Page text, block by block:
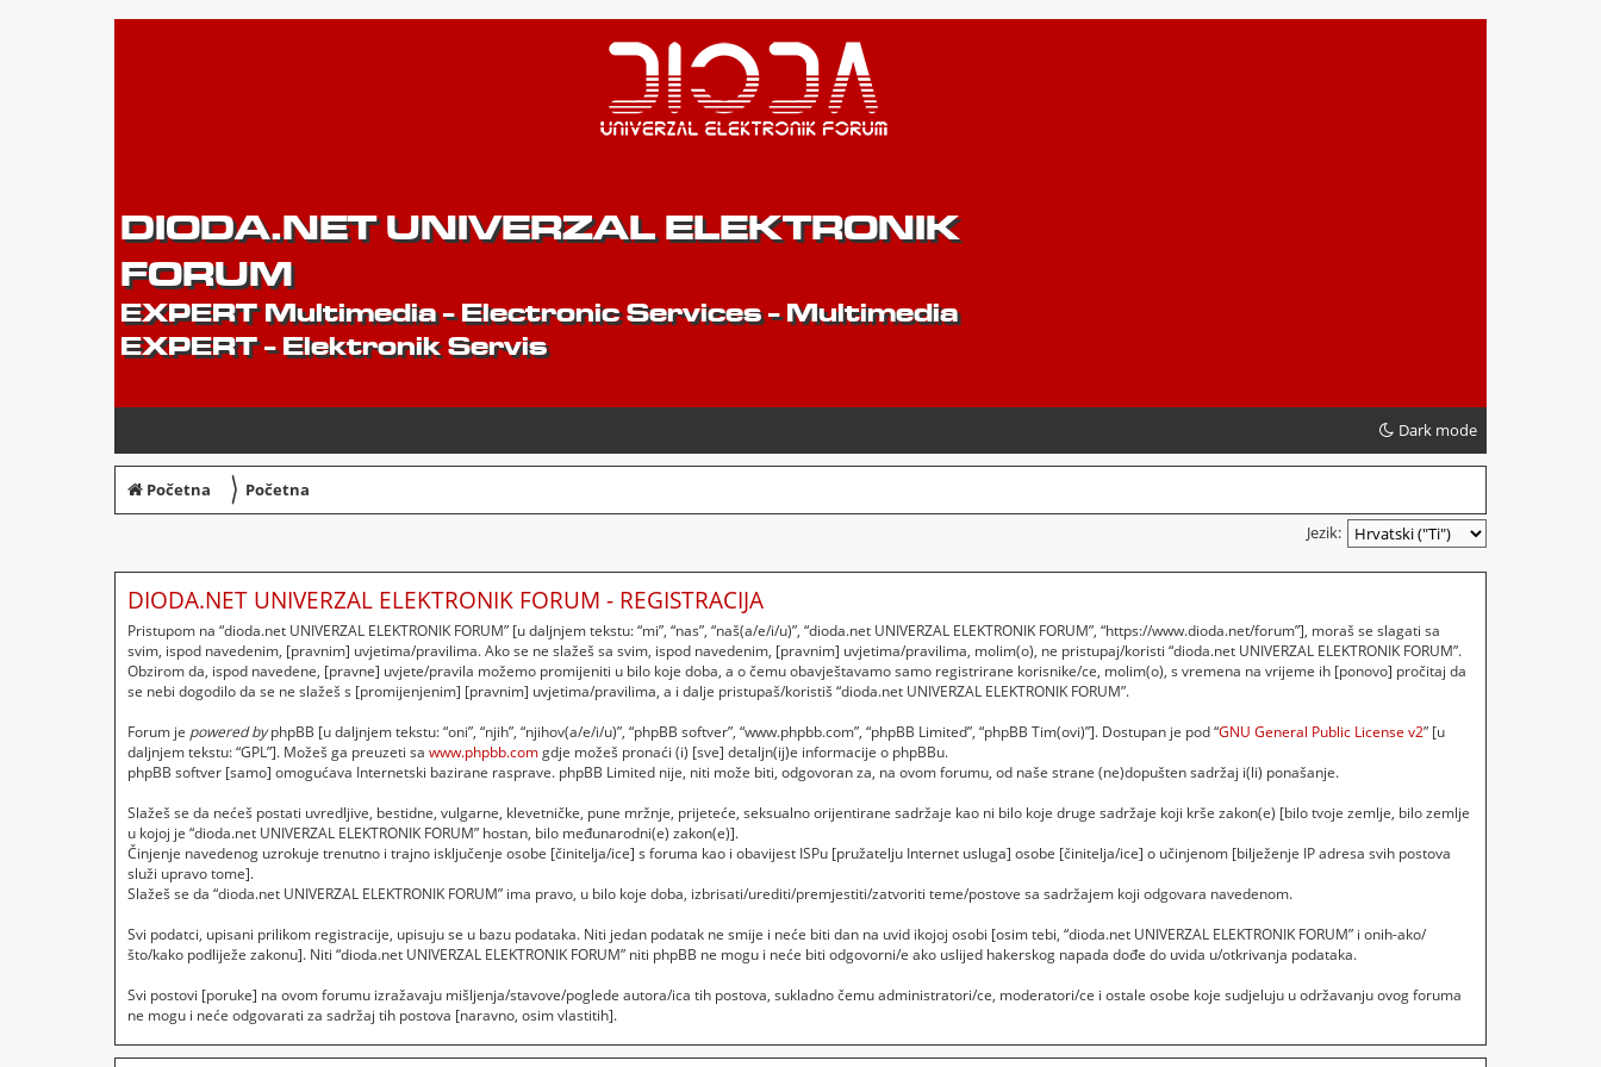
DIODA.NET UNIVERZAL ELEKTRONIK
FORUM
EXPERT Multimedia - Electronic Services - Multimedia
EXPERT - Elektronik Servis
Dark mode
Početna 〉 Početna
Jezik:
DIODA.NET UNIVERZAL ELEKTRONIK FORUM - REGISTRACIJA
Pristupom na “dioda.net UNIVERZAL ELEKTRONIK FORUM” [u daljnjem tekstu: “mi”, “nas”, “naš(a/e/i/u)”, “dioda.net UNIVERZAL ELEKTRONIK FORUM”, “https://www.dioda.net/forum”], moraš se slagati sa
svim, ispod navedenim, [pravnim] uvjetima/pravilima. Ako se ne slažeš sa svim, ispod navedenim, [pravnim] uvjetima/pravilima, molim(o), ne pristupaj/koristi “dioda.net UNIVERZAL ELEKTRONIK FORUM”.
Obzirom da, ispod navedene, [pravne] uvjete/pravila možemo promijeniti u bilo koje doba, a o čemu obavještavamo samo registrirane korisnike/ce, molim(o), s vremena na vrijeme ih [ponovo] pročitaj da
se nebi dogodilo da se ne slažeš s [promijenjenim] [pravnim] uvjetima/pravilima, a i dalje pristupaš/koristiš “dioda.net UNIVERZAL ELEKTRONIK FORUM”.
Forum je powered byphpBB [u daljnjem tekstu: “oni”, “njih”, “njihov(a/e/i/u)”, “phpBB softver”, “www.phpbb.com”, “phpBB Limited”, “phpBB Tim(ovi)”]. Dostupan je pod “GNU General Public License v2” [u
daljnjem tekstu: “GPL”]. Možeš ga preuzeti sa www.phpbb.comgdje možeš pronaći (i) [sve] detaljn(ij)e informacije o phpBBu.
phpBB softver [samo] omogućava Internetski bazirane rasprave. phpBB Limited nije, niti može biti, odgovoran za, na ovom forumu, od naše strane (ne)dopušten sadržaj i(li) ponašanje.
Slažeš se da nećeš postati uvredljive, bestidne, vulgarne, klevetničke, pune mržnje, prijeteće, seksualno orijentirane sadržaje kao ni bilo koje druge sadržaje koji krše zakon(e) [bilo tvoje zemlje, bilo zemlje
u kojoj je “dioda.net UNIVERZAL ELEKTRONIK FORUM” hostan, bilo međunarodni(e) zakon(e)].
Činjenje navedenog uzrokuje trenutno i trajno isključenje osobe [činitelja/ice] s foruma kao i obavijest ISPu [pružatelju Internet usluga] osobe [činitelja/ice] o učinjenom [bilježenje IP adresa svih postova
služi upravo tome].
Slažeš se da “dioda.net UNIVERZAL ELEKTRONIK FORUM” ima pravo, u bilo koje doba, izbrisati/urediti/premjestiti/zatvoriti teme/postove sa sadržajem koji odgovara navedenom.
Svi podatci, upisani prilikom registracije, upisuju se u bazu podataka. Niti jedan podatak ne smije i neće biti dan na uvid ikojoj osobi [osim tebi, “dioda.net UNIVERZAL ELEKTRONIK FORUM” i onih-ako/
što/kako podliježe zakonu]. Niti “dioda.net UNIVERZAL ELEKTRONIK FORUM” niti phpBB ne mogu i neće biti odgovorni/e ako uslijed hakerskog napada dođe do uvida u/otkrivanja podataka.
Svi postovi [poruke] na ovom forumu izražavaju mišljenja/stavove/poglede autora/ica tih postova, sukladno čemu administratori/ce, moderatori/ce i ostale osobe koje sudjeluju u održavanju ovog foruma
ne mogu i neće odgovarati za sadržaj tih postova [naravno, osim vlastitih].